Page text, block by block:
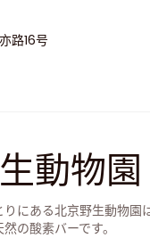
路16号
動物園
にある北京野生動物
の酸素バーです。